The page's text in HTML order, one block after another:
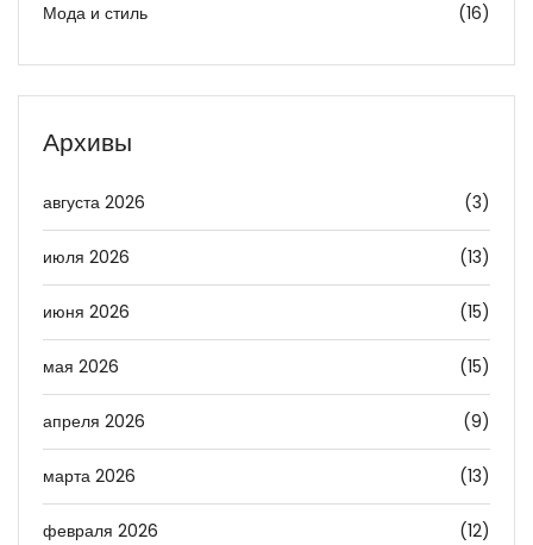
Мода и стиль (16)
Архивы
августа 2026 (3)
июля 2026 (13)
июня 2026 (15)
мая 2026 (15)
апреля 2026 (9)
марта 2026 (13)
февраля 2026 (12)